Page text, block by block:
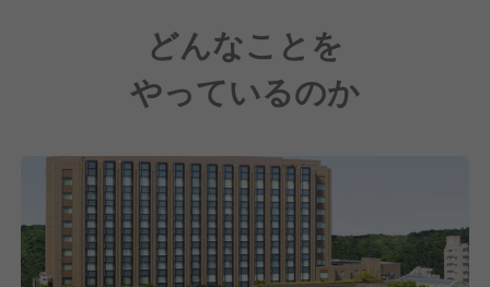
どんなことを
やっているのか